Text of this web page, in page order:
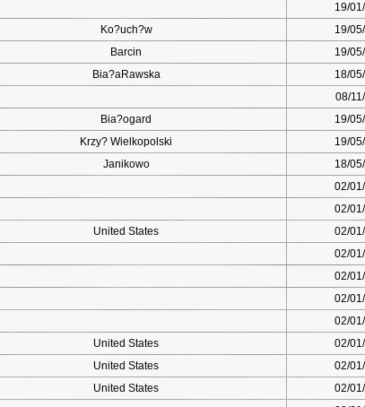
19/
Ko?uch?w 19/
Barcin 19/
Bia?aRawska 18/
08/
Bia?ogard 19/
Krzy? Wielkopolski 19/
Janikowo 18/
02/
02/
United States 02/
02/
02/
02/
02/
United States 02/
United States 02/
United States 02/